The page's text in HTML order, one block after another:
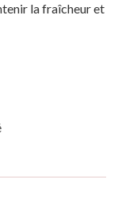
la fraîcheur et